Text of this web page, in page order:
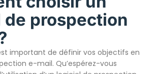
prospection
important de définir vos objectifs en
e-mail. Qu’espérez-vous